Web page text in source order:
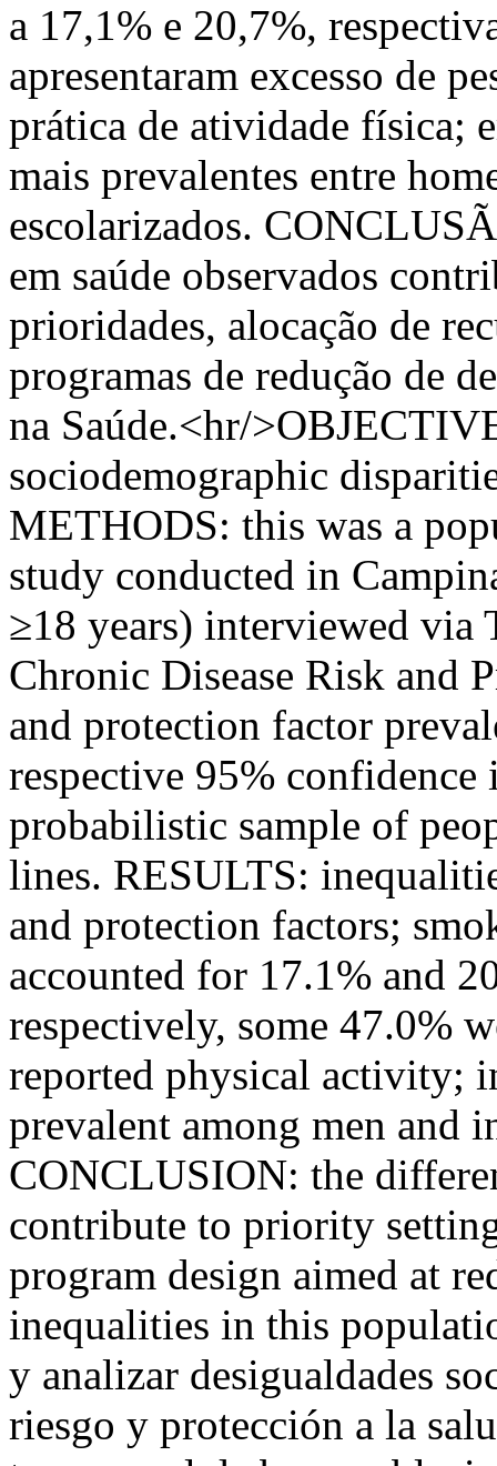
a 17,1% e 20,7%,
apresentaram excesso de
prática de atividade física;
mais prevalentes entre
escolarizados.
em saúde observados
prioridades, alocação de
programas de redução de
na Saúde.<hr/
sociodemographic
METHODS: this was a
study conducted in
≥18 years) interviewed via
Chronic Disease Risk and
and protection factor
respective 95%
probabilistic sample of
lines. RESULTS:
and protection factors;
accounted for 17.1% and
respectively, some 47.0%
reported physical activity;
prevalent among men and
CONCLUSION: the
contribute to priority
program design aimed at
inequalities in this
y analizar desigualdades
riesgo y protección a la